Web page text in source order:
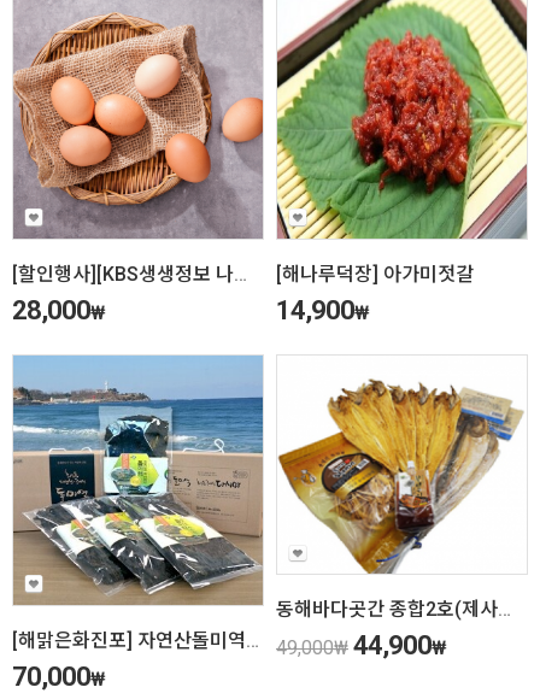
[할인행사][KBS생생정보 나나랜드 청계농장 황태란 30란
28,000₩
[해나루덕장] 아가미젓갈
14,900₩
[해맑은화진포] 자연산돌미역500g
70,000₩
동해바다곳간 종합2호(제사포세트)
49,000₩ 44,900₩